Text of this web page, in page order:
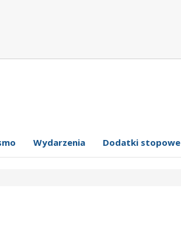
Wydarzenia Dodatki stopowe